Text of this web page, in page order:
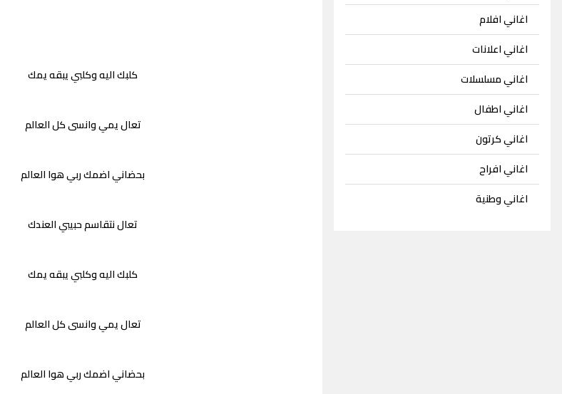
اغاني افلام
اغاني اعلانات
اغاني مسلسلات
اغاني اطفال
اغاني كرتون
اغاني افراح
اغاني وطنية
كلبك اليه وكلبي يبقه يمك
تعال يمي وانسى كل العالم
بحضاني اضمك ربي هوا العالم
تعال نتقاسم حبيبي العندك
كلبك اليه وكلبي يبقه يمك
تعال يمي وانسى كل العالم
بحضاني اضمك ربي هوا العالم